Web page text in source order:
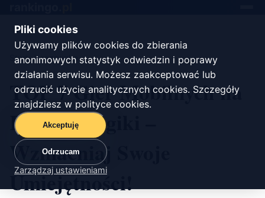
Pliki cookies
Używamy plików cookies do zbierania
anonimowych statystyk odwiedzin i poprawy
działania serwisu. Możesz zaakceptować lub
odrzucić użycie analitycznych cookies. Szczegóły
znajdziesz w polityce cookies.
Akceptuję
Odrzucam
Zarządzaj ustawieniami
Start/rozrywka
TOP 7 Gier Mobilnych na
Rozwój Logiki –
Wzmacniaj Swoje
Umiejętności!